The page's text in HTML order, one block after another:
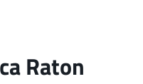
Raton